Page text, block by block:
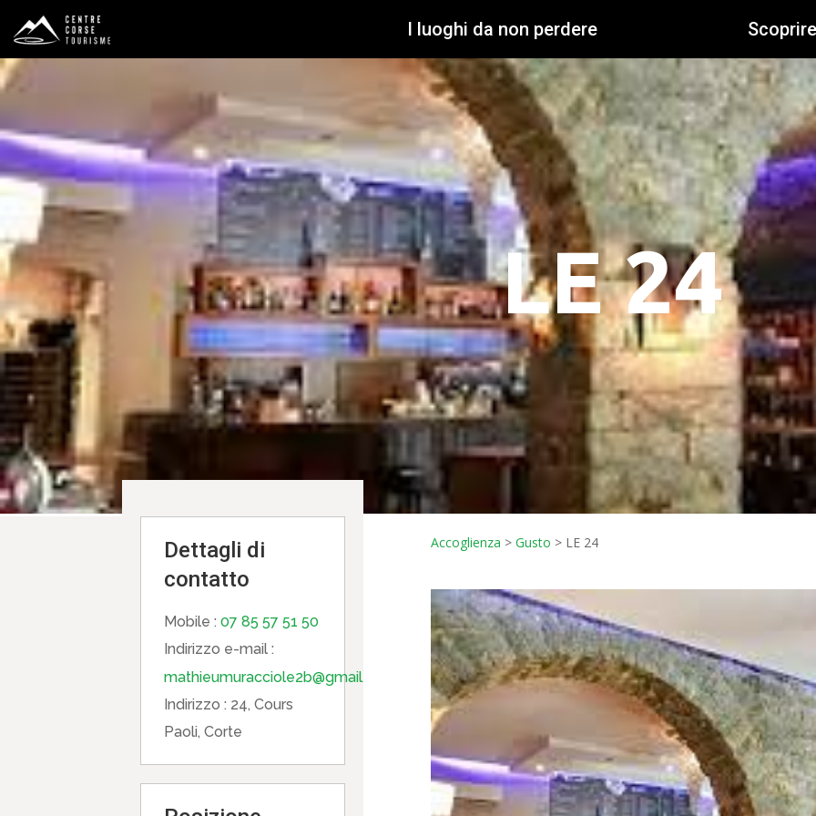
I luoghi da non perdere
LE 24
Accoglienza > Gusto > LE 24
Dettagli di
contatto
Mobile :07 85 57 51 50
Indirizzo e-mail :
mathieumuracciole2b@gmail.com
Indirizzo : 24, Cours
Paoli, Corte